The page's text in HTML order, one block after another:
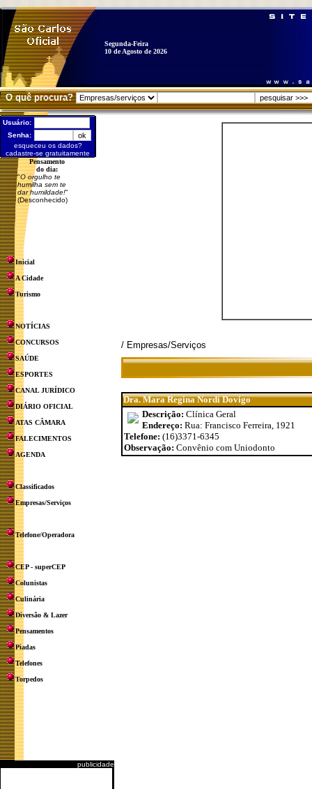
Segunda-Feira
10 de Agosto de 2026
O quê procura?
Usuário:
Senha:
esqueceu os dados?
cadastre-se gratuitamente
Pensamento
do dia:
"O orgulho te
humilha sem te
dar humildade!"
(Desconhecido)
Inicial
A Cidade
Turismo
NOTÍCIAS
CONCURSOS
SAÚDE
ESPORTES
CANAL JURÍDICO
DIÁRIO OFICIAL
ATAS CÂMARA
FALECIMENTOS
AGENDA
Classificados
Empresas/Serviços
Telefone/Operadora
CEP - superCEP
Colunistas
Culinária
Diversão & Lazer
Pensamentos
Piadas
Telefones
Torpedos
publicidade
/ Empresas/Serviços
Dra. Mara Regina Nordi Dovigo
Descrição: Clínica Geral
Endereço: Rua: Francisco Ferreira, 1921
Telefone: (16)3371-6345
Observação: Convênio com Uniodonto